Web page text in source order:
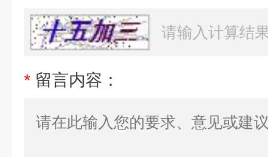
* 留言内容：